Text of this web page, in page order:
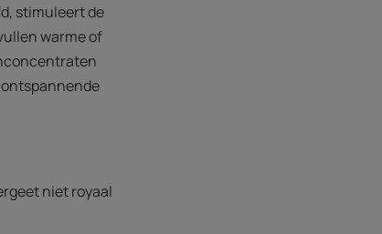
stimuleert de
warme of
niet royaal